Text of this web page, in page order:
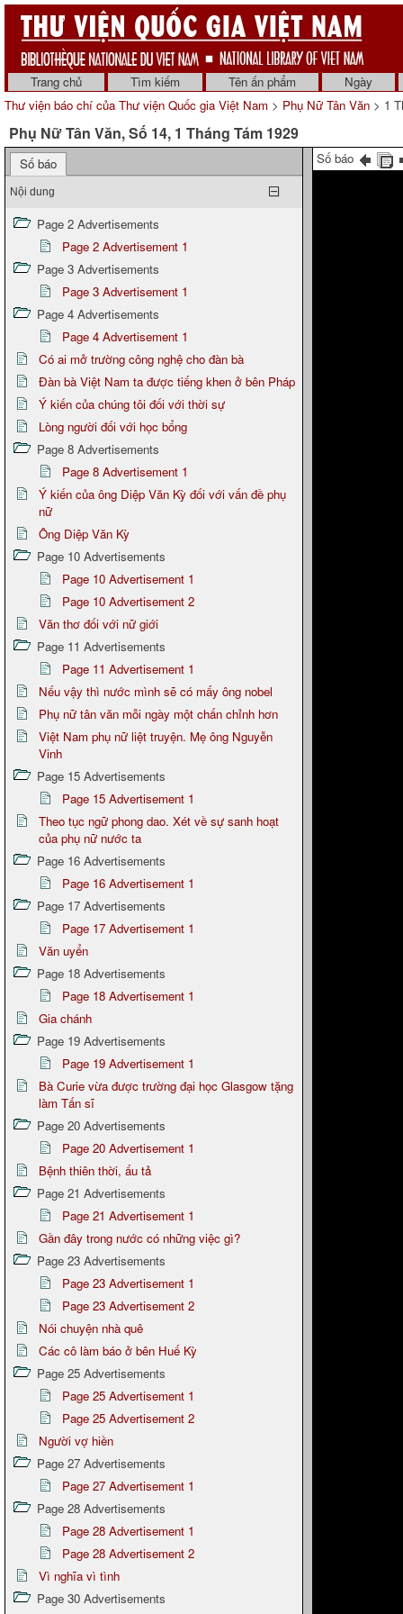
Trang chủ Tìm kiếm Tên ấn phẩm
Ngày
Thư viện báo chí của Thư viện Quốc gia Việt Nam > Phụ Nữ Tân Văn > 1
Phụ Nữ Tân Văn, Số 14, 1 Tháng Tám 1929
Số báo
Nội dung
Page 2 Advertisements
Page 2 Advertisement 1
Page 3 Advertisements
Page 3 Advertisement 1
Page 4 Advertisements
Page 4 Advertisement 1
Có ai mở trường công nghệ cho đàn bà
Đàn bà Việt Nam ta được tiếng khen ở bên Pháp
Ý kiến của chúng tôi đối với thời sự
Lòng người đối với học bổng
Page 8 Advertisements
Page 8 Advertisement 1
Ý kiến của ông Diệp Văn Kỳ đối với vấn đề phụ
nữ
Ông Diệp Văn Kỳ
Page 10 Advertisements
Page 10 Advertisement 1
Page 10 Advertisement 2
Văn thơ đối với nữ giới
Page 11 Advertisements
Page 11 Advertisement 1
Nếu vậy thì nước mình sẽ có mấy ông nobel
Phụ nữ tân văn mỗi ngày một chấn chỉnh hơn
Việt Nam phụ nữ liệt truyện. Mẹ ông Nguyễn
Vinh
Page 15 Advertisements
Page 15 Advertisement 1
Theo tục ngữ phong dao. Xét về sự sanh hoạt
của phụ nữ nước ta
Page 16 Advertisements
Page 16 Advertisement 1
Page 17 Advertisements
Page 17 Advertisement 1
Văn uyển
Page 18 Advertisements
Page 18 Advertisement 1
Gia chánh
Page 19 Advertisements
Page 19 Advertisement 1
Bà Curie vừa được trường đại học Glasgow tặng
làm Tấn sĩ
Page 20 Advertisements
Page 20 Advertisement 1
Bệnh thiên thời, ấu tả
Page 21 Advertisements
Page 21 Advertisement 1
Gần đây trong nước có những việc gì?
Page 23 Advertisements
Page 23 Advertisement 1
Page 23 Advertisement 2
Nói chuyện nhà quê
Các cô làm báo ở bên Huế Kỳ
Page 25 Advertisements
Page 25 Advertisement 1
Page 25 Advertisement 2
Người vợ hiền
Page 27 Advertisements
Page 27 Advertisement 1
Page 28 Advertisements
Page 28 Advertisement 1
Page 28 Advertisement 2
Vì nghĩa vì tình
Page 30 Advertisements
Số báo